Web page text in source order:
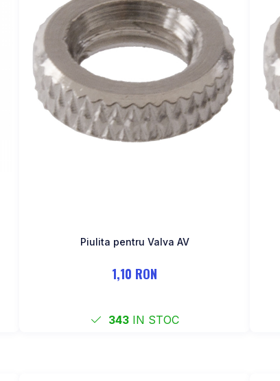
Piulita pentru Valva AV
1,10 RON
343IN STOC